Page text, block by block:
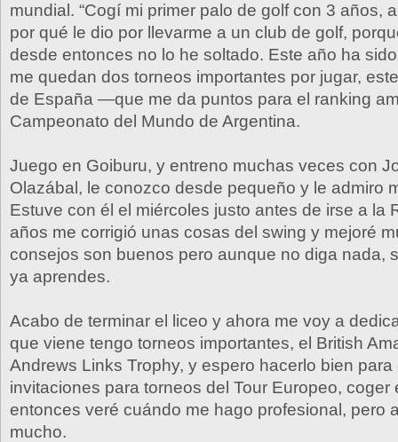
mundial. “Cogí mi primer palo de golf con 3 años,
por qué le dio por llevarme a un club de golf,
desde entonces no lo he soltado. Este año ha
me quedan dos torneos importantes por jugar,
de España —que me da puntos para el ranking
Campeonato del Mundo de Argentina.
Juego en Goiburu, y entreno muchas veces con
Olazábal, le conozco desde pequeño y le admiro
Estuve con él el miércoles justo antes de irse a la
años me corrigió unas cosas del swing y mejoré
consejos son buenos pero aunque no diga nada,
ya aprendes.
Acabo de terminar el liceo y ahora me voy a
que viene tengo torneos importantes, el British
Andrews Links Trophy, y espero hacerlo bien
invitaciones para torneos del Tour Europeo, coger
entonces veré cuándo me hago profesional, pero
mucho.